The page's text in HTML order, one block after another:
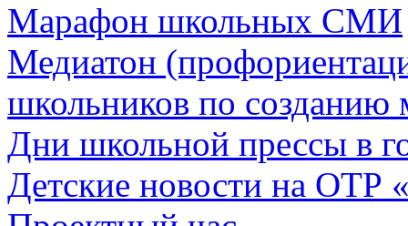
Марафон школьных СМИ
Медиатон
школьников по созданию
Дни школьной прессы в
Детские новости на ОТР